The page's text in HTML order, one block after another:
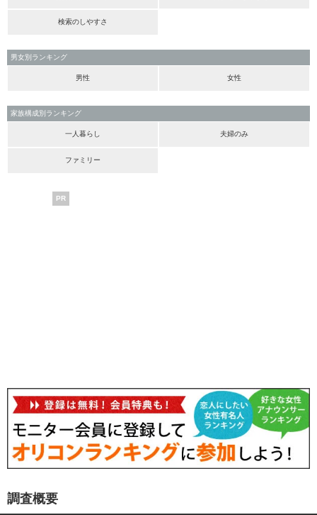
検索のしやすさ
男女別ランキング
男性 女性
家族構成別ランキング
一人暮らし 夫婦のみ
ファミリー
PR
調査概要